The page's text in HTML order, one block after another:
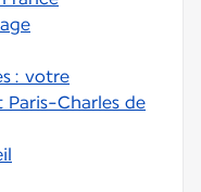
: votre
Charles de